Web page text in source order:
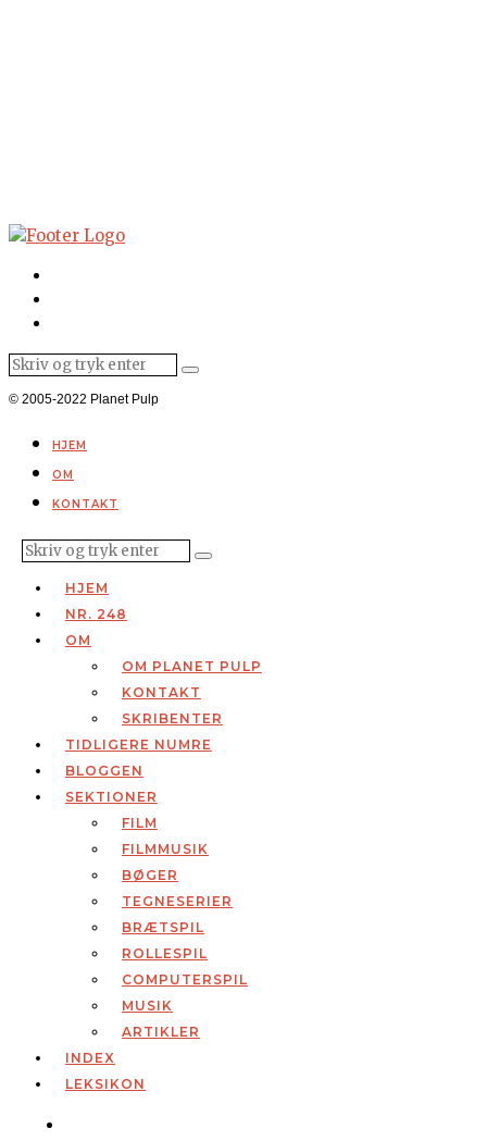
© 2005-2022 Planet Pulp
HJEM
OM
KONTAKT
HJEM
NR. 248
OM
OM PLANET PULP
KONTAKT
SKRIBENTER
TIDLIGERE NUMRE
BLOGGEN
SEKTIONER
FILM
FILMMUSIK
BØGER
TEGNESERIER
BRÆTSPIL
ROLLESPIL
COMPUTERSPIL
MUSIK
ARTIKLER
INDEX
LEKSIKON